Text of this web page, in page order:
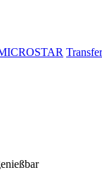
Transfer